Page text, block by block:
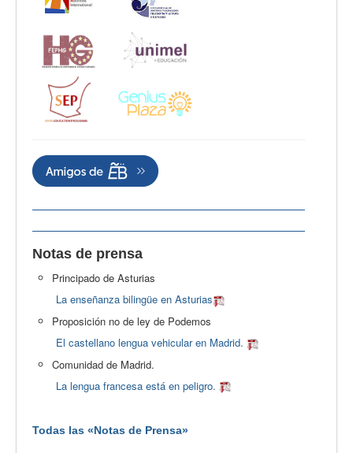
Notas de prensa
Principado de Asturias
La enseñanza bilingüe en Asturias
Proposición no de ley de Podemos
El castellano lengua vehicular en Madrid.
Comunidad de Madrid.
La lengua francesa está en peligro.
Todas las «Notas de Prensa»